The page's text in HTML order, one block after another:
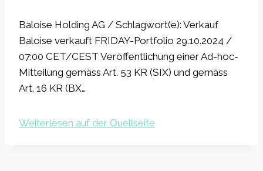
Baloise Holding AG / Schlagwort(e): Verkauf
Baloise verkauft FRIDAY-Portfolio 29.10.2024 /
07:00 CET/CEST Veröffentlichung einer Ad-hoc-
Mitteilung gemäss Art. 53 KR (SIX) und gemäss
Art. 16 KR (BX…
Weiterlesen auf der Quellseite